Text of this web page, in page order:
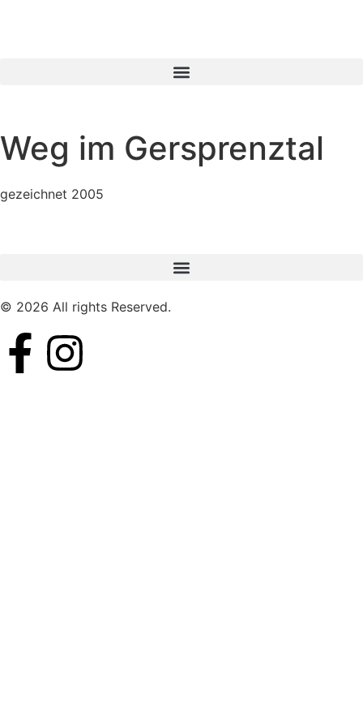
Weg im Gersprenztal
gezeichnet 2005
© 2026 All rights Reserved.